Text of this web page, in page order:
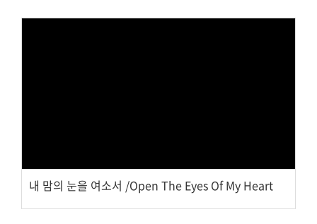
내 맘의 눈을 여소서 /Open The Eyes Of My Heart